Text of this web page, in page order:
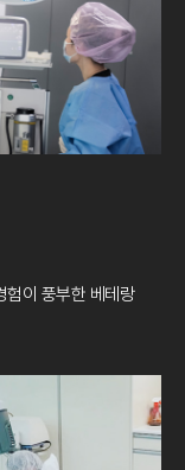
험이 풍부한 베테랑